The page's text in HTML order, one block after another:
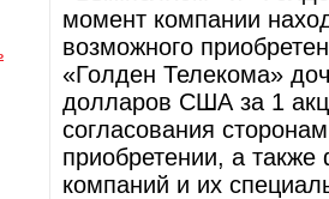
момент компании
возможного
«Голден Телекома»
долларов США за 1
согласования
приобретении, а
компаний и их